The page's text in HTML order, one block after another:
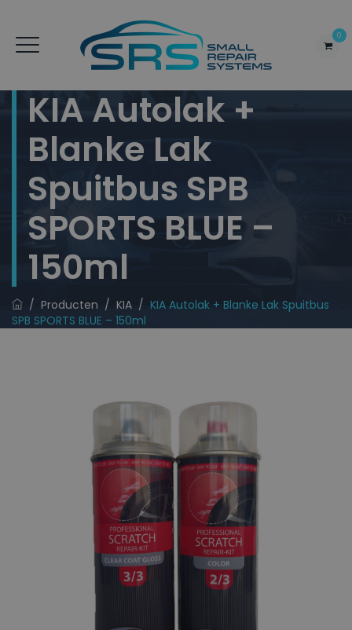
0
KIA Autolak +
Blanke Lak
Spuitbus SPB
SPORTS BLUE –
150ml
/ Producten / KIA / KIA Autolak + Blanke Lak Spuitbus
SPB SPORTS BLUE – 150ml